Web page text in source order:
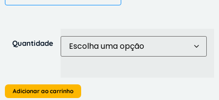
Quantidade
Adicionar ao carrinho